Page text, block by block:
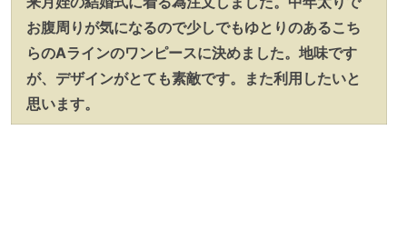
お腹周りが気になるので少しでもゆとりのあるこち
らのAラインのワンピースに決めました。地味です
が、デザインがとても素敵です。また利用したいと
思います。